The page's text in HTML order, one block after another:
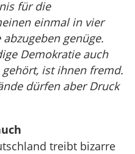
für die
einmal in vier
genüge.
Demokratie auch
ist ihnen fremd.
dürfen aber Druck
treibt bizarre